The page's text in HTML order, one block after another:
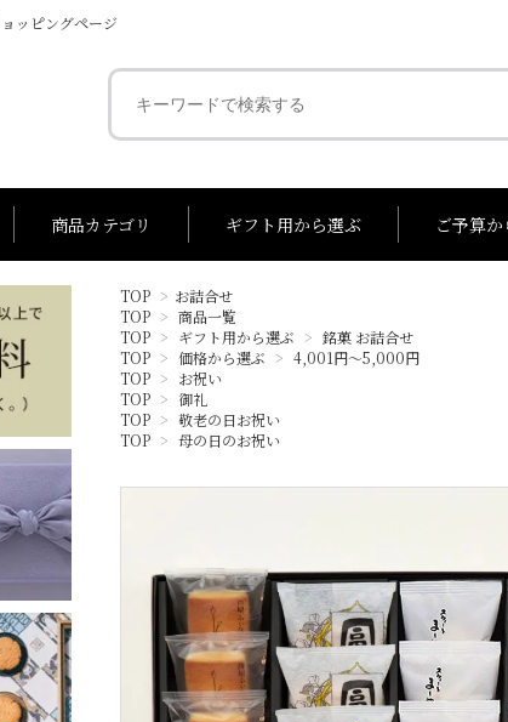
ッピングページ
商品カテゴリ
みかさ（どら焼き）
ギフト用から選ぶ
代表銘菓 銘菓 お詰合せ 季節菓
ご予算
円 1,001円～2,000円 2,001円～3,000円
TOP > お詰合せ
TOP > 商品一覧
TOP > ギフト用から選ぶ > 銘菓 お詰合せ
TOP > 価格から選ぶ > 4,001円～5,000円
TOP > お祝い
TOP > 御礼
TOP > 敬老の日お祝い
TOP > 母の日のお祝い